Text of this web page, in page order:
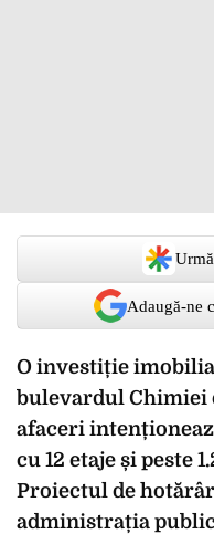
Adaugă-ne
O investiție
bulevardul Chimiei
afaceri
cu 12 etaje și peste
Proiectul de
administrația